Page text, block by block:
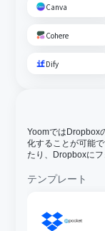
Canva
Cohere
Dify
YoomではDropbox
化することが可能
たり、Dropboxにフ
テンプレート